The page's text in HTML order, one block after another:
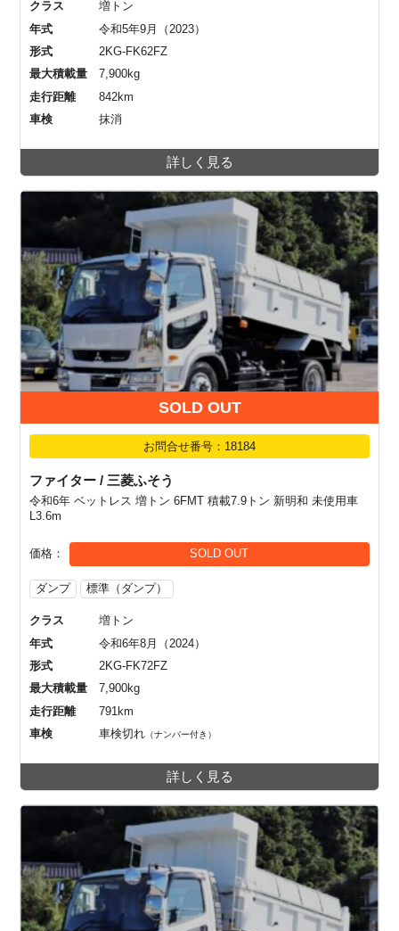
クラス
増トン
年式
令和5年9月（2023）
形式
2KG-FK62FZ
最大積載量
7,900kg
走行距離
842km
車検
抹消
詳しく見る
SOLD OUT
お問合せ番号：18184
ファイター / 三菱ふそう
令和6年 ベットレス 増トン 6FMT 積載7.9トン 新明和 未使用車
L3.6m
価格 SOLD OUT
ダンプ 標準（ダンプ）
クラス
増トン
年式
令和6年8月（2024）
形式
2KG-FK72FZ
最大積載量
7,900kg
走行距離
791km
車検
車検切れ （ナンバー付き）
詳しく見る